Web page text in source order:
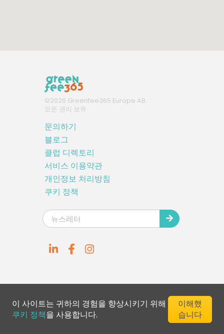
©2026 Greenfee365 Europe AB.
모든 권리 보유
문의하기
블로그
클럽 디렉토리
서비스 이용약관
개인정보 처리방침
쿠키 정책
이 사이트는 귀하의 경험을 향상시키기 위해
쿠키 정책을 사용합니다.
이해했
습니다